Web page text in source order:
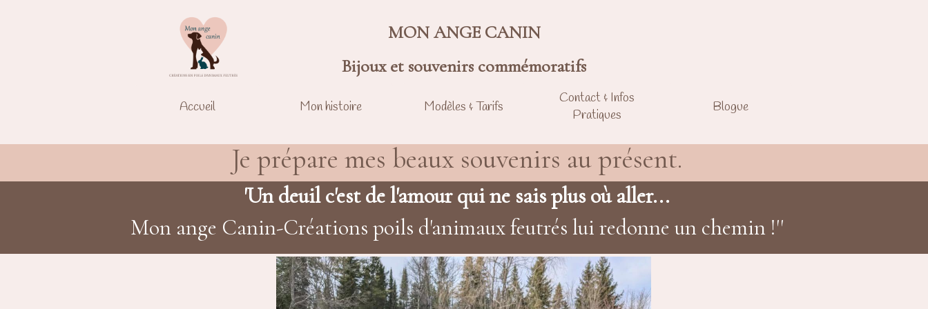
MON ANGE CANIN
Bijoux et souvenirs commémoratifs
Accueil Mon histoire Modèles & Tarifs
Contact & Infos
Pratiques
Blogue
Je prépare mes beaux souvenirs au présent.
'Un deuil c'est de l'amour qui ne sais plus où aller...
Mon ange Canin-Créations poils d'animaux feutrés lui redonne un chemin !''